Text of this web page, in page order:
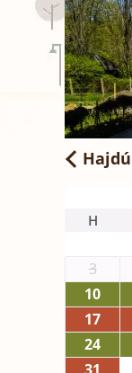
H
3
10
17
24